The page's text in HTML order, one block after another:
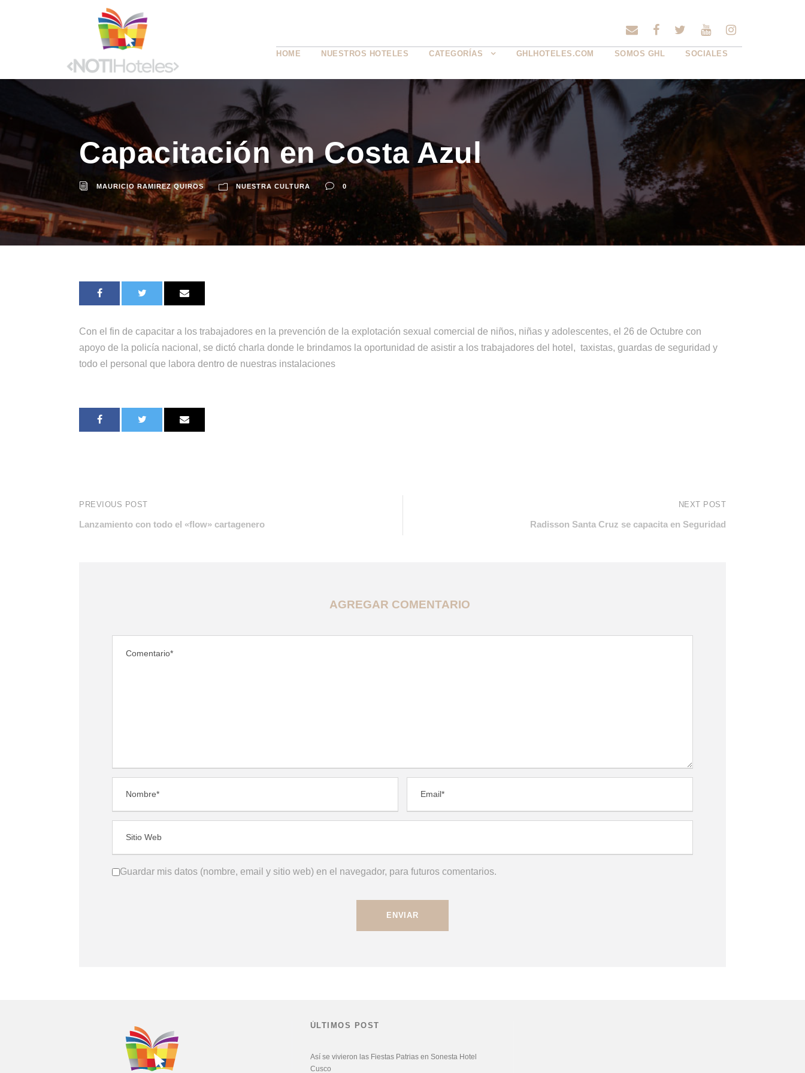
HOME NUESTROS HOTELES CATEGORÍAS GHLHOTELES.COM SOMOS GHL SOCIALES
Capacitación en Costa Azul
MAURICIO RAMIREZ QUIROS NUESTRA CULTURA 0
Con el fin de capacitar a los trabajadores en la prevención de la explotación sexual comercial de niños, niñas y adolescentes, el 26 de Octubre con
apoyo de la policía nacional, se dictó charla donde le brindamos la oportunidad de asistir a los trabajadores del hotel, taxistas, guardas de seguridad y
todo el personal que labora dentro de nuestras instalaciones
PREVIOUS POST
Lanzamiento con todo el «flow» cartagenero
NEXT POST
Radisson Santa Cruz se capacita en Seguridad
AGREGAR COMENTARIO
Guardar mis datos (nombre, email y sitio web) en el navegador, para futuros comentarios.
ÚLTIMOS POST
Así se vivieron las Fiestas Patrias en Sonesta Hotel
Cusco